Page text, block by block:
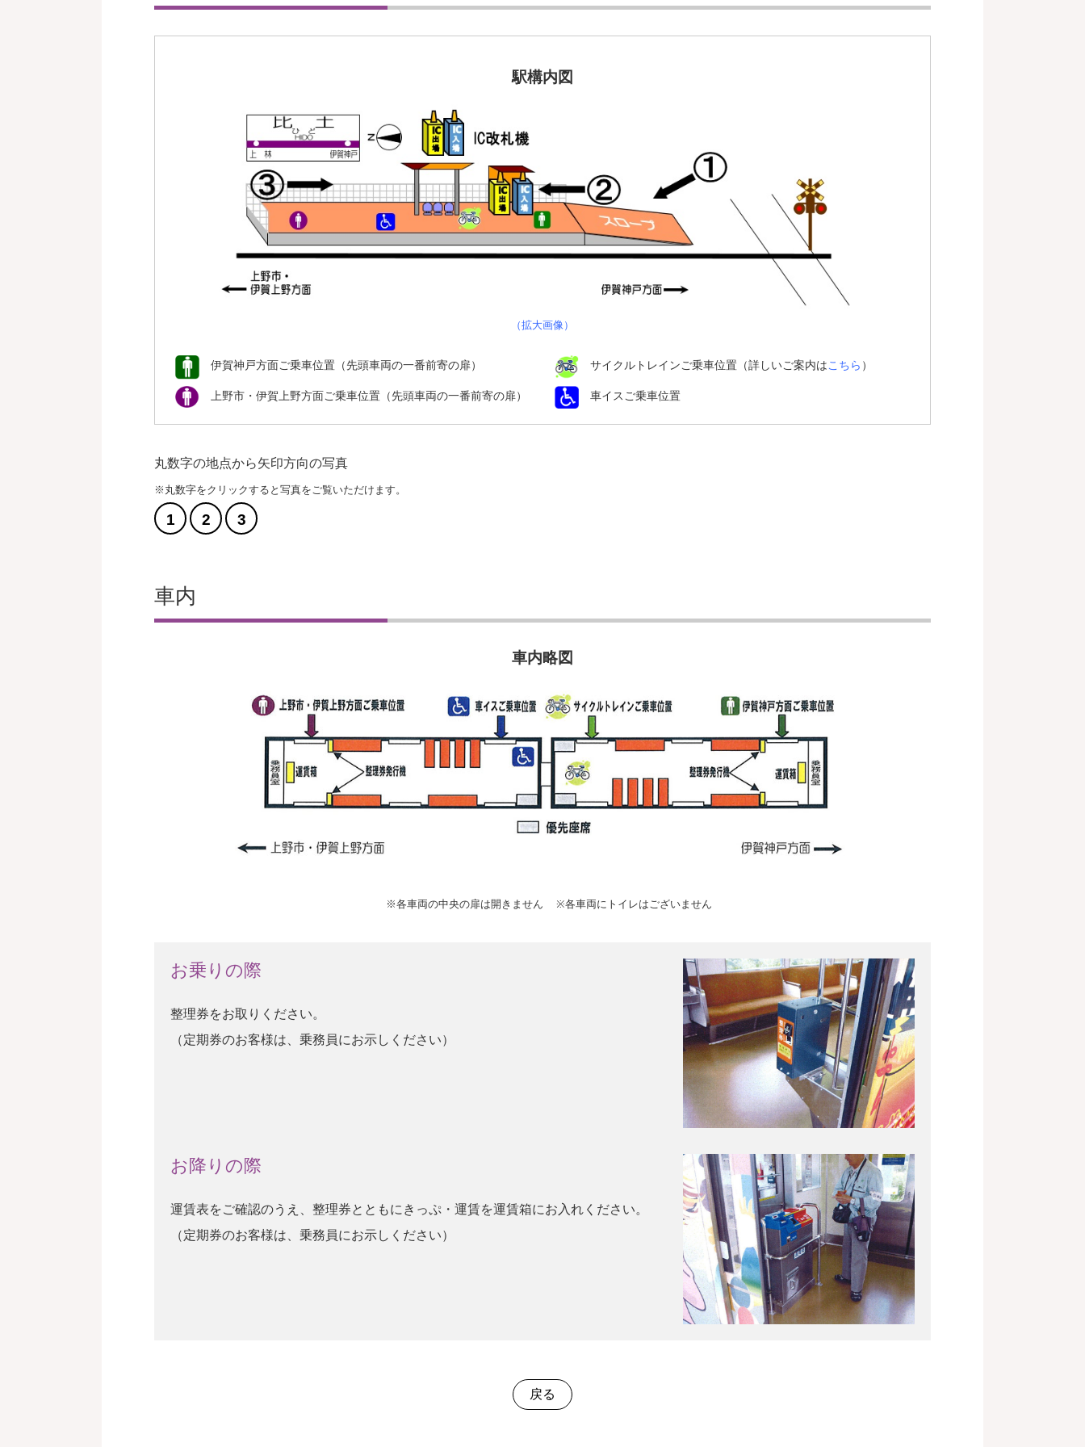
駅構内図
（拡大画像）
伊賀神戸方面ご乗車位置（先頭車両の一番前寄の扉）
上野市・伊賀上野方面ご乗車位置（先頭車両の一番前寄の扉）
サイクルトレインご乗車位置（詳しいご案内はこちら ）
車イスご乗車位置
丸数字の地点から矢印方向の写真
※丸数字をクリックすると写真をご覧いただけます。
1 2 3
車内
車内略図
※各車両の中央の扉は開きません ※各車両にトイレはございません
お乗りの際
整理券をお取りください。
（定期券のお客様は、乗務員にお示しください）
お降りの際
運賃表をご確認のうえ、整理券とともにきっぷ・運賃を運賃箱にお入れください。
（定期券のお客様は、乗務員にお示しください）
戻る